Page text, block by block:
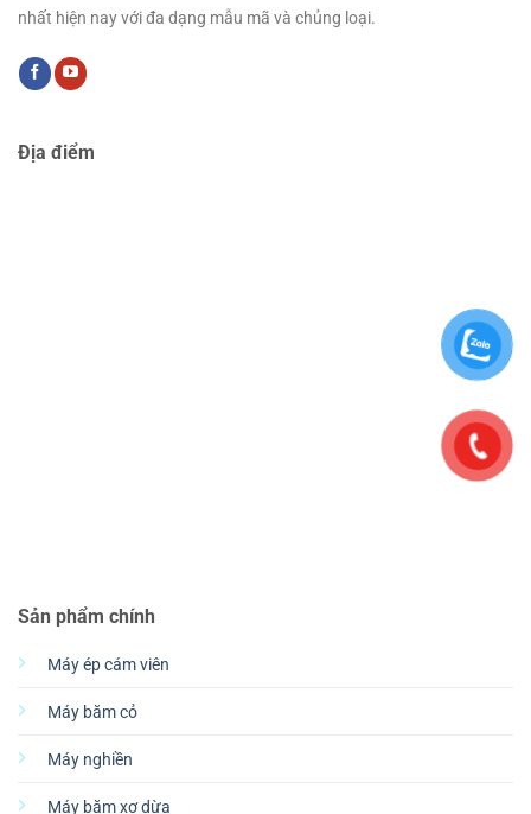
nhất hiện nay với đa dạng mẫu mã và chủng loại.
Sản phẩm chính
Máy ép cám viên
Máy băm cỏ
Máy nghiền
Máy băm xơ dừa
Địa điểm